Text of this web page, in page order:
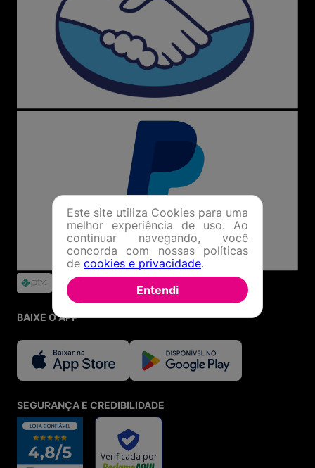
BAIXE O APP
SEGURANÇA E CREDIBILIDADE
Este site utiliza Cookies para uma
melhor experiência de uso. Ao
continuar navegando, você
concorda com nossas políticas
de cookies e privacidade.
Entendi